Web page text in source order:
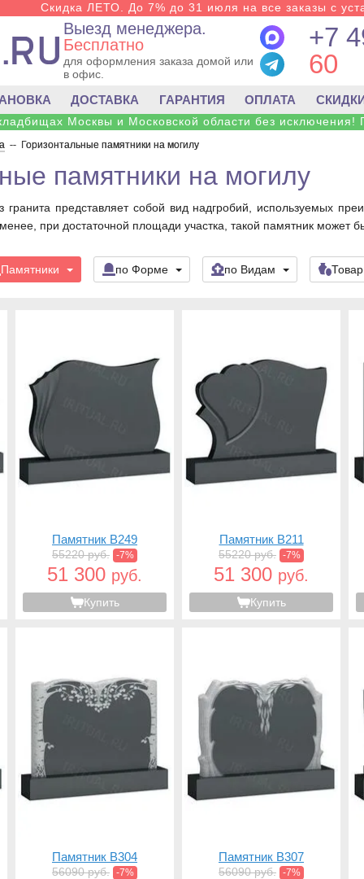
Скидка ЛЕТО. До 7% до 31 июля на все заказы с
Выезд менеджера.
Бесплатно
для оформления заказа домой или
в офис.
+7
60
ДОСТАВКА ГАРАНТИЯ ОПЛАТА
Москвы и Московской области без исключения!
-- Горизонтальные памятники на могилу
памятники на могилу
гранита представляет собой вид надгробий, используемых
при достаточной площади участка, такой памятник может
Памятники по Форме по Видам
Памятник B249
55220 руб. -7%
51 300 руб.
Купить
Памятник B211
55220 руб. -7%
51 300 руб.
Купить
Памятник B304
56090 руб. -7%
Памятник B307
56090 руб. -7%